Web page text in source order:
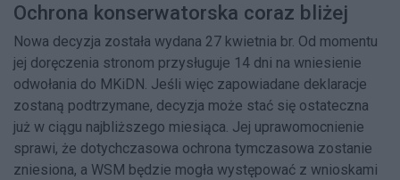
Ochrona konserwatorska coraz bliżej
Nowa decyzja została wydana 27 kwietnia br. Od momentu
jej doręczenia stronom przysługuje 14 dni na wniesienie
odwołania do MKiDN. Jeśli więc zapowiadane deklaracje
zostaną podtrzymane, decyzja może stać się ostateczna
już w ciągu najbliższego miesiąca. Jej uprawomocnienie
sprawi, że dotychczasowa ochrona tymczasowa zostanie
zniesiona, a WSM będzie mogła występować z wnioskami